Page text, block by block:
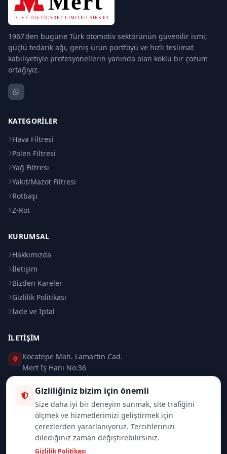
1967'den bugüne Türk otomotiv sektörünün güvenilir ismi;
güçlü tedarik ağı, geniş ürün portföyü ve hızlı teslimat
kabiliyetiyle profesyonellerin yanında olan köklü bir çözüm
ortağıyız.
KATEGORILER
Hava Filtresi
Polen Filtresi
Yağ Filtresi
Yakıt/Mazot Filtresi
Rotbaşı
Z-Rot
KURUMSAL
Hakkımızda
İletişim
Bizden Kareler
Gizlilik Politikası
İade ve İptal
İLETIŞIM
Kocatepe Mah. Lamartin Cad.
Mert İş Hanı No:36
Taksim / Beyoğlu / İSTANBUL
0 (212) 235 37 83
0 (532) 418 08 46
info@merttrade.com
Gizliliğiniz bizim için önemli
Size daha iyi bir deneyim sunmak, site trafiğini
ölçmek ve hizmetlerimizi geliştirmek için
çerezlerden yararlanıyoruz. Tercihlerinizi
dilediğiniz zaman değiştirebilirsiniz.
Gizlilik Politikası